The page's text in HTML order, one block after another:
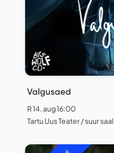
Valgusaed
R 14. aug 16:00
Tartu Uus Teater / suur saal